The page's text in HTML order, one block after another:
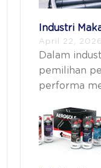
Industri
April 22, 2026
Dalam
pemilihan
performa